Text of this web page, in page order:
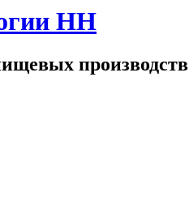
НН
производств